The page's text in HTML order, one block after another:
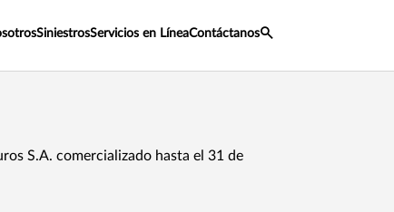
SiniestrosServicios en LíneaContáctanos
S.A. comercializado hasta el 31 de